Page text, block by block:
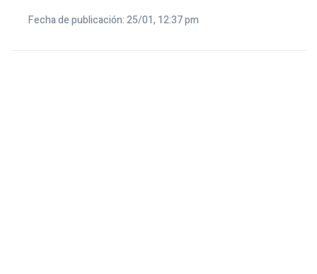
Fecha de publicación: 25/01, 12:37 pm